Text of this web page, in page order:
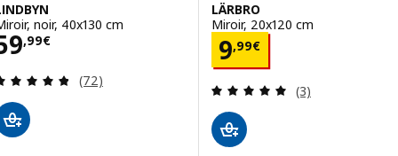
noir, 40x130 cm
,99€
59,99€
Révision: 4.8 hors de 5 étoiles. Nombre total de
(72)
LÄRBRO
Miroir, 20x120 cm
9,99€
Prix 9,99€
Révision: 5
(3)